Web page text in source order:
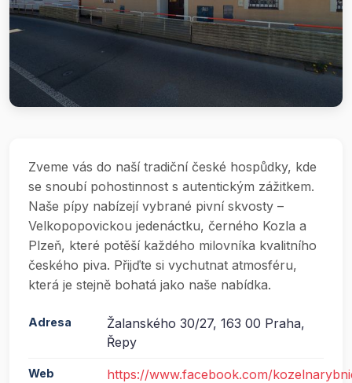
Zveme vás do naší tradiční české hospůdky, kde
se snoubí pohostinnost s autentickým zážitkem.
Naše pípy nabízejí vybrané pivní skvosty –
Velkopopovickou jedenáctku, černého Kozla a
Plzeň, které potěší každého milovníka kvalitního
českého piva. Přijďte si vychutnat atmosféru,
která je stejně bohatá jako naše nabídka.
Adresa
Žalanského 30/27, 163 00 Praha,
Řepy
Web https://www.facebook.com/